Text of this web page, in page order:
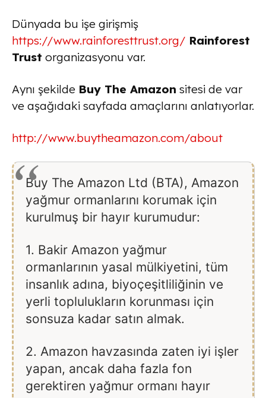
Dünyada bu işe girişmiş
https://www.rainforesttrust.org/ Rainforest
Trust organizasyonu var.
Aynı şekilde Buy The Amazon sitesi de var
ve aşağıdaki sayfada amaçlarını anlatıyorlar.
http://www.buytheamazon.com/about
Buy The Amazon Ltd (BTA), Amazon
yağmur ormanlarını korumak için
kurulmuş bir hayır kurumudur:
1. Bakir Amazon yağmur
ormanlarının yasal mülkiyetini, tüm
insanlık adına, biyoçeşitliliğinin ve
yerli toplulukların korunması için
sonsuza kadar satın almak.
2. Amazon havzasında zaten iyi işler
yapan, ancak daha fazla fon
gerektiren yağmur ormanı hayır